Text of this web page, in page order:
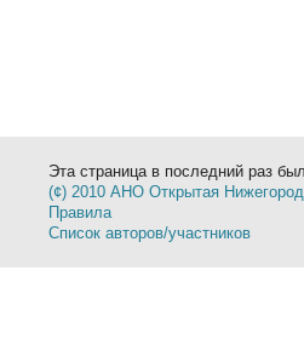
Эта страница в последний раз
(¢) 2010 АНО Открытая
Правила
Список авторов/участников